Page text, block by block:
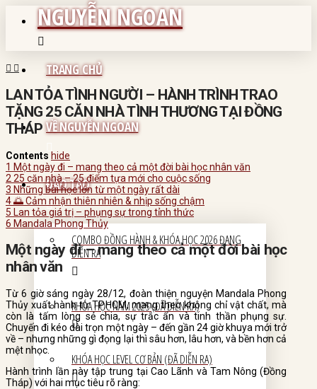
NGUYỄN NGOAN
TRANG CHỦ
VỀ NGUYỄN NGOAN
ĐÀO TẠO
COMBO ĐỒNG HÀNH & KHÓA HỌC 2026 ĐANG
DIỄN RA
KHÓA HỌC NĂM 2025 (ĐÃ DIỄN RA)
KHÓA HỌC LEVEL CƠ BẢN (ĐÃ DIỄN RA)
LAN TỎA TÌNH NGƯỜI – HÀNH TRÌNH TRAO
TẶNG 25 CĂN NHÀ TÌNH THƯƠNG TẠI ĐỒNG
THÁP
Contents hide
1 Một ngày đi – mang theo cả một đời bài học nhân văn
2 25 căn nhà – 25 điểm tựa mới cho cuộc sống
3 Những bài học lớn từ một ngày rất dài
4🌅 Cảm nhận thiên nhiên & nhịp sống chậm
5 Lan tỏa giá trị – phụng sự trong tỉnh thức
6 Mandala Phong Thủy
Một ngày đi – mang theo cả một đời bài học
nhân văn
Từ 6 giờ sáng ngày 28/12, đoàn thiện nguyện Mandala Phong
Thủy xuất hành từ TP.HCM, mang theo không chỉ vật chất, mà
còn là tấm lòng sẻ chia, sự trắc ẩn và tinh thần phụng sự.
Chuyến đi kéo dài trọn một ngày – đến gần 24 giờ khuya mới trở
về – nhưng những gì đọng lại thì sâu hơn, lâu hơn, và bền hơn cả
mệt nhọc.
Hành trình lần này tập trung tại Cao Lãnh và Tam Nông (Đồng
Tháp) với hai mục tiêu rõ ràng: